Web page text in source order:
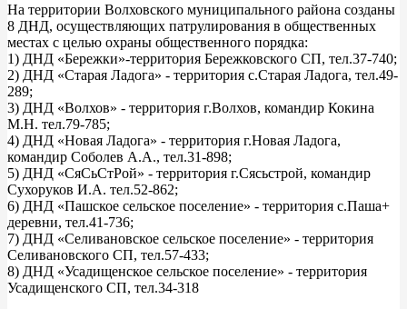
На территории Волховского муниципального района созданы
8 ДНД, осуществляющих патрулирования в общественных
местах с целью охраны общественного порядка:
1) ДНД «Бережки»-территория Бережковского СП, тел.37-740;
2) ДНД «Старая Ладога» - территория с.Старая Ладога, тел.49-
289;
3) ДНД «Волхов» - территория г.Волхов, командир Кокина
М.Н. тел.79-785;
4) ДНД «Новая Ладога» - территория г.Новая Ладога,
командир Соболев А.А., тел.31-898;
5) ДНД «СяСьСтРой» - территория г.Сясьстрой, командир
Сухоруков И.А. тел.52-862;
6) ДНД «Пашское сельское поселение» - территория с.Паша+
деревни, тел.41-736;
7) ДНД «Селивановское сельское поселение» - территория
Селивановского СП, тел.57-433;
8) ДНД «Усадищенское сельское поселение» - территория
Усадищенского СП, тел.34-318